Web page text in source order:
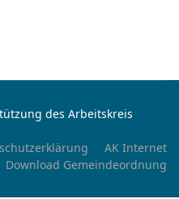
des Arbeitskreis
AK Internet
Download Gemeindeordnung